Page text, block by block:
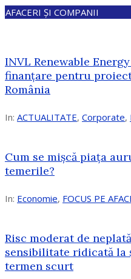
AFACERI ȘI COMPANII
INVL Renewable
finanțare pentru
România
In: ACTUALITATE, Corporate,
Cum se mișcă piața
temerile?
In: Economie, FOCUS PE
Risc moderat de
sensibilitate ridicată la
termen scurt